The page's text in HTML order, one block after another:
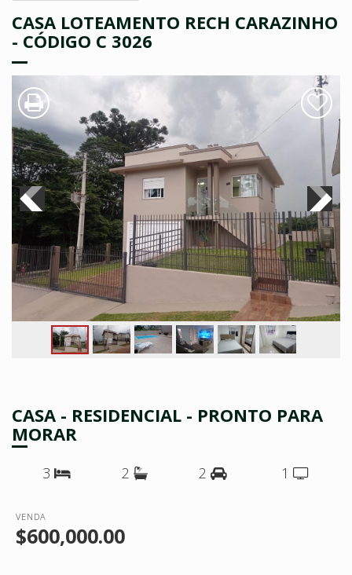
CASA LOTEAMENTO RECH CARAZINHO
- CÓDIGO C 3026
CASA - RESIDENCIAL - PRONTO PARA
MORAR
3 2 2 1
VENDA
$600,000.00